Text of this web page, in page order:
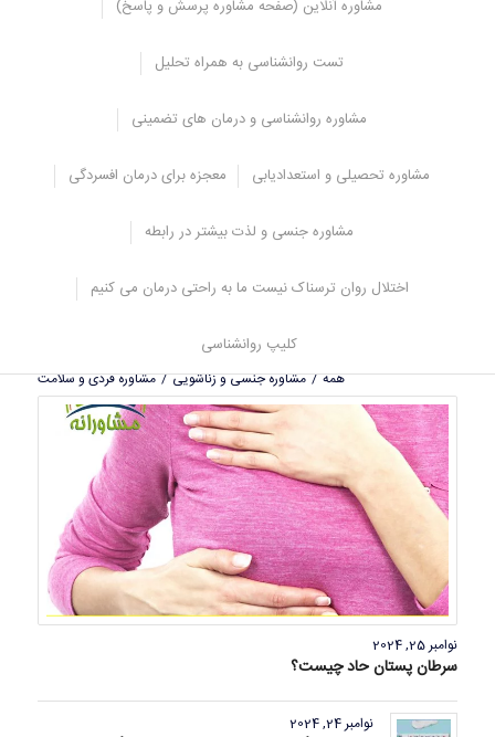
مشاوره آنلاین (صفحه مشاوره پرسش و پاسخ)
تست روانشناسی به همراه تحلیل
مشاوره روانشناسی و درمان های تضمینی
مشاوره تحصیلی و استعدادیابی معجزه برای درمان افسردگی
مشاوره جنسی و لذت بیشتر در رابطه
اختلال روان ترسناک نیست ما به راحتی درمان می کنیم
کلیپ روانشناسی
داروی اسکیزوفرنی چیست؟ ⭐ کاهش عوارض دارویی
و برگشت به زندگی
با مشکل بی خوابی چه کنم؟ شبا خوابم نمی بره
همه / مشاوره جنسی و زناشویی / مشاوره فردی و سلامت
نوامبر 25, 2024
سرطان پستان حاد چیست؟
نوامبر 24, 2024